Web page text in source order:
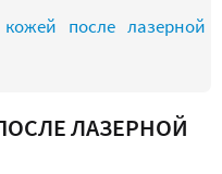
после лазерной
ЛАЗЕРНОЙ